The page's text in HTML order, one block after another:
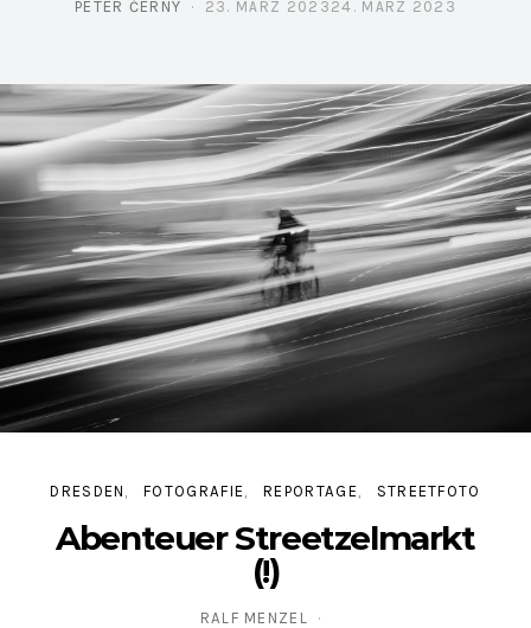
PETER ČERNÝ
POSTED ON
23. MÄRZ 2023 24. MÄRZ 2023
DRESDEN FOTOGRAFIE REPORTAGE STREETFOTO
Abenteuer Streetzelmarkt
(!)
RALF MENZEL